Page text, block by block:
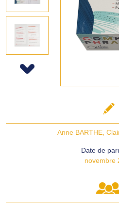
Next
Anne BARTHE
Date de
novembre